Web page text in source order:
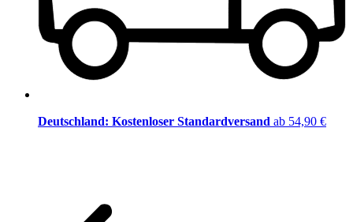
Deutschland: Kostenloser Standardversand ab 54,90 €